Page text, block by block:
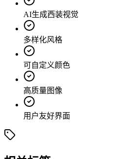
AI生成西装视觉
多样化风格
可自定义颜色
高质量图像
用户友好界面